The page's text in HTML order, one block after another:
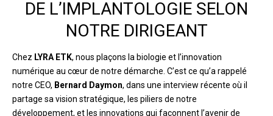
DE L’IMPLANTOLOGIE SELON
NOTRE DIRIGEANT
Chez LYRA ETK, nous plaçons la biologie et l’innovation
numérique au cœur de notre démarche. C’est ce qu’a rappelé
notre CEO, Bernard Daymon, dans une interview récente où il
partage sa vision stratégique, les piliers de notre
développement, et les innovations qui façonnent l’avenir de